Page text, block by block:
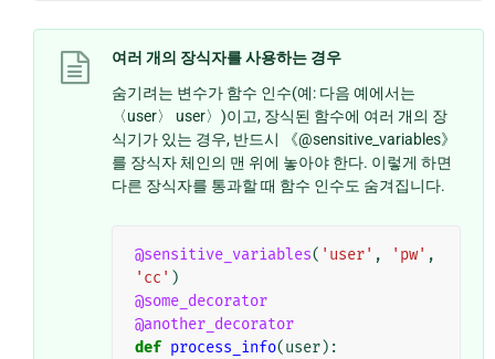
여러 개의 장식자를 사용하는 경우
숨기려는 변수가 함수 인수(예: 다음 예에서는
〈user〉 user〉)이고, 장식된 함수에 여러 개의 장
식기가 있는 경우, 반드시 《@sensitive_variables》
를 장식자 체인의 맨 위에 놓아야 한다. 이렇게 하면
다른 장식자를 통과할 때 함수 인수도 숨겨집니다.
@sensitive_variables( 'user' , 'pw' ,
'cc' )
@some_decorator
@another_decorator
def process_info(user):